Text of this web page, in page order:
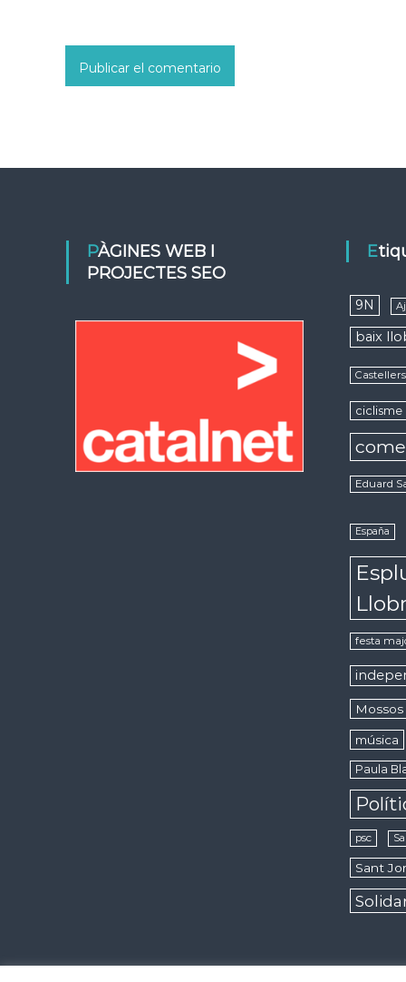
PÀGINES WEB I
PROJECTES SEO
9N
baix
Castellers
ciclisme
Eduard
España
festa
música
Paula
psc
Sant